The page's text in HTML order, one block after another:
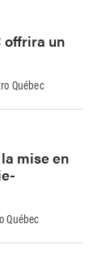
offrira un
Québec
mise en
Québec